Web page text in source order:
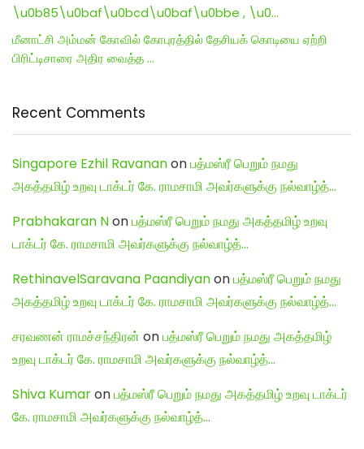
\u0b85\u0baf\u0bcd\u0baf\u0bbe , \u0…
மீனாட்சி அம்மன் கோவில் கோபுரத்தில் தேசியக் கொடியை ஏற்றி
பிரிட்டிசாரை அதிர வைத்த …
Recent Comments
Singapore Ezhil Ravananonபத்மஸ்ரீ பெறும் நமது
அகத்தமிழ் உறவு டாக்டர் கே. ராமசாமி அவர்களுக்கு நல்வாழ்த்…
Prabhakaran Nonபத்மஸ்ரீ பெறும் நமது அகத்தமிழ் உறவு
டாக்டர் கே. ராமசாமி அவர்களுக்கு நல்வாழ்த்…
RethinavelSaravana Paandiyanonபத்மஸ்ரீ பெறும் நமது
அகத்தமிழ் உறவு டாக்டர் கே. ராமசாமி அவர்களுக்கு நல்வாழ்த்…
சரவணன் ராமச்சந்திரன் onபத்மஸ்ரீ பெறும் நமது அகத்தமிழ்
உறவு டாக்டர் கே. ராமசாமி அவர்களுக்கு நல்வாழ்த்…
Shiva Kumaronபத்மஸ்ரீ பெறும் நமது அகத்தமிழ் உறவு டாக்டர்
கே. ராமசாமி அவர்களுக்கு நல்வாழ்த்…